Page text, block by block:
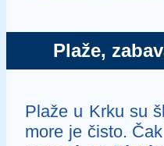
Plaže,
Plaže u Krku su
more je čisto. Čak